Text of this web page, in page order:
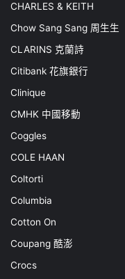
CHARLES & KEITH
Chow Sang Sang 周生生
CLARINS 克蘭詩
Citibank 花旗銀行
Clinique
CMHK 中國移動
Coggles
COLE HAAN
Coltorti
Columbia
Cotton On
Coupang 酷澎
Crocs